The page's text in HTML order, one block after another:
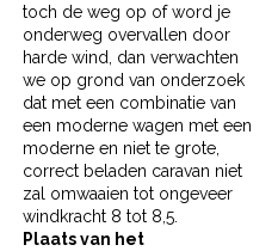
toch de weg op of word je
onderweg overvallen door
harde wind, dan verwachten
we op grond van onderzoek
dat met een combinatie van
een moderne wagen met een
moderne en niet te grote,
correct beladen caravan niet
zal omwaaien tot ongeveer
windkracht 8 tot 8,5.
Plaats van het